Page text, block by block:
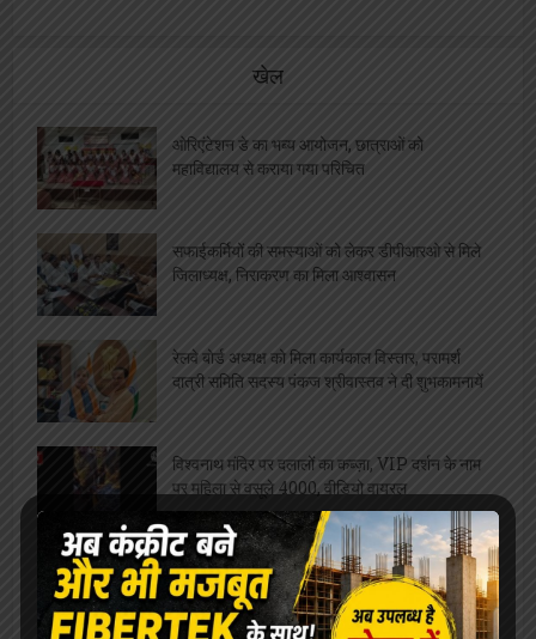
खेल
ओरिएंटेशन डे का भब्य आयोजन, छात्राओं को
महाविद्यालय से कराया गया परिचित
सफाईकर्मियों की समस्याओं को लेकर डीपीआरओ से मिले
जिलाध्यक्ष, निराकरण का मिला आश्वासन
रेलवे बोर्ड अध्यक्ष को मिला कार्यकाल विस्तार, परामर्श
दात्री समिति सदस्य पंकज श्रीवास्तव ने दी शुभकामनायें
विश्वनाथ मंदिर पर दलालों का कब्ज़ा, VIP दर्शन के नाम
पर महिला से वसूले 4000, वीडियो वायरल
एलबीएस के सभी संकायों में हुआ ” दीक्षारम्भ” का भव्य
कार्यक्रम